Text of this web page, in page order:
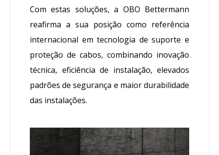
Com estas soluções, a OBO Bettermann
reafirma a sua posição como referência
internacional em tecnologia de suporte e
proteção de cabos, combinando inovação
técnica, eficiência de instalação, elevados
padrões de segurança e maior durabilidade
das instalações.